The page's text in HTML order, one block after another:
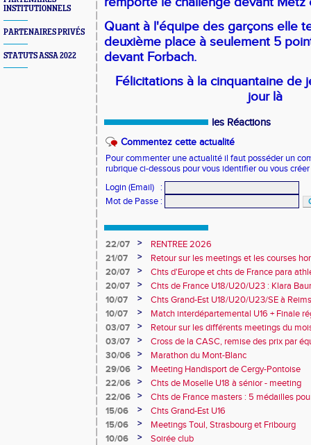
INSTITUTIONNELS
PARTENAIRES PRIVÉS
STATUTS ASSA 2022
Quant à l'équipe des garçons elle
deuxième place à seulement 5
devant Forbach.
Félicitations à la cinquantaine de
jour là
les Réactions
Commentez cette actualité
Pour commenter une actualité il faut posséder un
rubrique ci-dessous pour vous identifier ou vous
Login (Email)
:
Mot de Passe :
22/07 >
RENTREE 2026
21/07
>
Retour sur les meetings et les courses
20/07
>
Chts d'Europe et chts de France para
champion d'Europe et multiples
20/07 >
Chts de France U18/U20/U23 : Klara
10e
10/07 >
Chts Grand-Est U18/U20/U23/SE à
10/07
>
Match interdépartemental U16 + Finale
Obernai
03/07 >
Retour sur les différents meetings du
03/07
>
Cross de la CASC, remise des prix par
collèges
30/06 >
Marathon du Mont-Blanc
29/06
>
Meeting Handisport de Cergy-Pontoise
22/06
>
Chts de Moselle U18 à sénior - meeting
22/06
>
Chts de France masters : 5 médailles
15/06
>
Chts Grand-Est U16
15/06
>
Meetings Toul, Strasbourg et Fribourg
10/06
>
Soirée club